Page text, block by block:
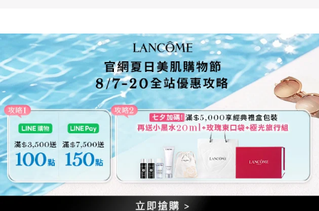
極塑緊緻膠原霜